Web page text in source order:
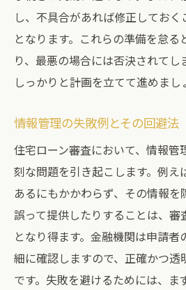
し、不具合があれば修正してお
となります。これらの準備を怠る
り、最悪の場合には否決されてし
しっかりと計画を立てて進めまし
情報管理の失敗例とその回避法
住宅ローン審査において、情報管
刻な問題を引き起こします。例え
あるにもかかわらず、その情報を
誤って提供したりすることは、審
となり得ます。金融機関は申請
細に確認しますので、正確かつ透
です。失敗を避けるためには、ま